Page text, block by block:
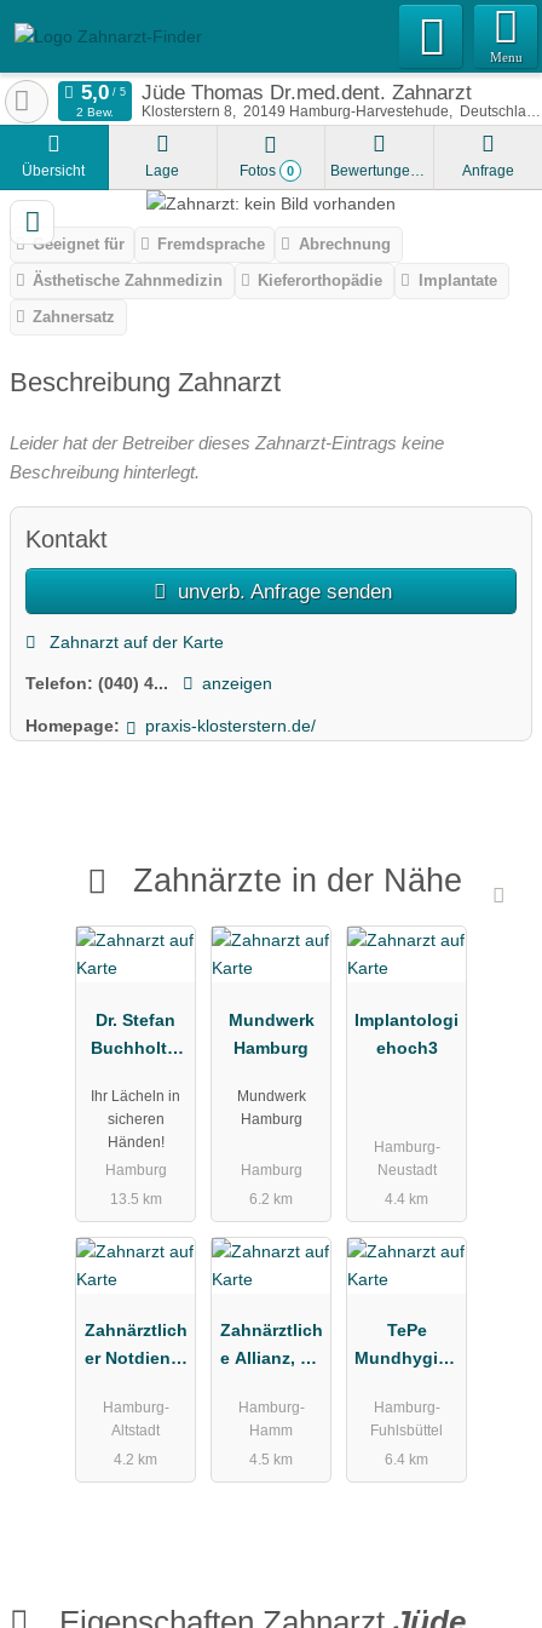
Menu
Jüde Thomas Dr.med.dent. Zahnarzt
Klosterstern 8 20149 Hamburg-Harvestehude Deutschland
2 Bew.
Übersicht Lage Fotos 0 Bewertungen Anfrage
Geeignet für Fremdsprache
Abrechnung
Ästhetische Zahnmedizin
Kieferorthopädie
Implantate
Zahnersatz
Beschreibung Zahnarzt
Leider hat der Betreiber dieses Zahnarzt-Eintrags keine
Beschreibung hinterlegt.
Kontakt
unverb. Anfrage senden
Zahnarzt auf der Karte
Telefon: (040) 4... anzeigen
Homepage: praxis-klosterstern.de/
Zahnärzte in der Nähe
Dr. Stefan
Buchholtz,
äde
Ihr Lächeln in
sicheren
Händen!
Hamburg
13.5 km
Mundwerk
Hamburg
Mundwerk
Hamburg
Hamburg
6.2 km
Implantologi
ehoch3
Hamburg-
Neustadt
4.4 km
Zahnärztlich
er Notdienst
ärztliche
Vereinigung
Hamburg
Hamburg-
Altstadt
4.2 km
Zahnärztlich
e Allianz, Dr.
Partner
Hamburg-
Hamm
4.5 km
TePe
Mundhygien
Vertriebs-
GmbH
Zahnärztebe
Hamburg-
Fuhlsbüttel
6.4 km